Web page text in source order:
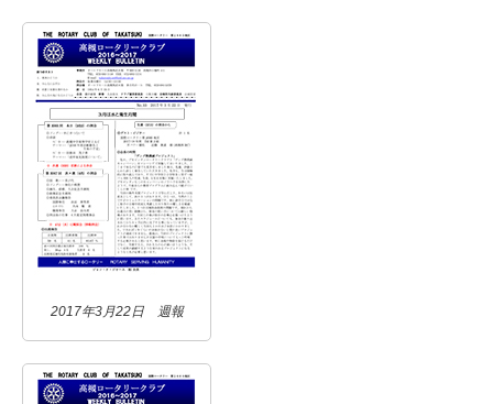
2017年3月22日 週報